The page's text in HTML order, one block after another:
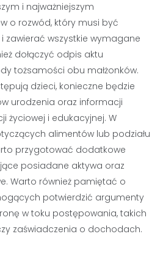
i najważniejszym
o rozwód, który musi być
zawierać wszystkie wymagane
dołączyć odpis aktu
tożsamości obu małżonków.
dzieci, konieczne będzie
urodzenia oraz informacji
życiowej i edukacyjnej. W
alimentów lub podziału
przygotować dodatkowe
posiadane aktywa oraz
Warto również pamiętać o
potwierdzić argumenty
w toku postępowania, takich
zaświadczenia o dochodach.